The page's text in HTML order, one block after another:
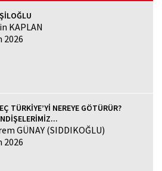
KAPLAN
2026
TÜRKİYE’Yİ NEREYE GÖTÜRÜR?
GÜNAY (SIDDIKOĞLU)
2026